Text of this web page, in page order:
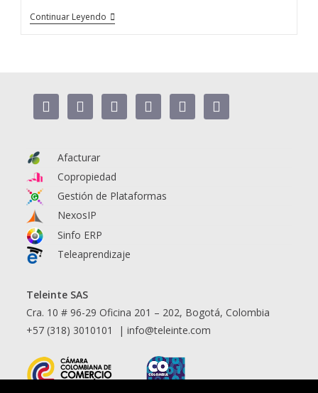
Continuar Leyendo
Afacturar
Copropiedad
Gestión de Plataformas
NexosIP
Sinfo ERP
Teleaprendizaje
Teleinte SAS
Cra. 10 # 96-29 Oficina 201 – 202, Bogotá, Colombia
+57 (318) 3010101 |info@teleinte.com